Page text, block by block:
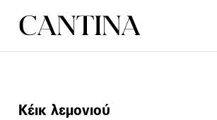
ΣΥΝΤΑΓΕΣ
Κέικ λεμονιού